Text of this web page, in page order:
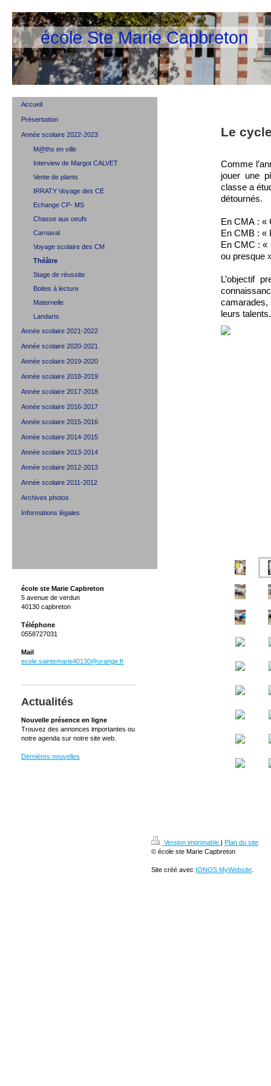
école Ste Marie Capbreton
Le
Comme
jouer une
classe a
détournés.
En CMA : «
En CMB : «
En CMC : «
ou presque
L’objectif
leurs
Accueil
Présentation
Année scolaire 2022-2023
M@ths en ville
Interview de Margot CALVET
Vente de plants
IRRATY Voyage des CE
Echange CP- MS
Chasse aux oeufs
Carnaval
Voyage scolaire des CM
Théâtre
Stage de réussite
Boites à lecture
Maternelle
Landarts
Année scolaire 2021-2022
Année scolaire 2020-2021
Année scolaire 2019-2020
Année scolaire 2018-2019
Année scolaire 2017-2018
Année scolaire 2016-2017
Année scolaire 2015-2016
Année scolaire 2014-2015
Année scolaire 2013-2014
Année scolaire 2012-2013
Année scolaire 2011-2012
Archives photos
Informations légales
école ste Marie Capbreton
5 avenue de verdun
40130 capbreton
Téléphone
0558727031
Mail
ecole.saintemarie40130@orange.fr
Actualités
Nouvelle présence en ligne
Trouvez des annonces importantes ou
notre agenda sur notre site web.
Dernières nouvelles
Version imprimable | Plan du site
© école ste Marie Capbreton
Site créé avec IONOS MyWebsite